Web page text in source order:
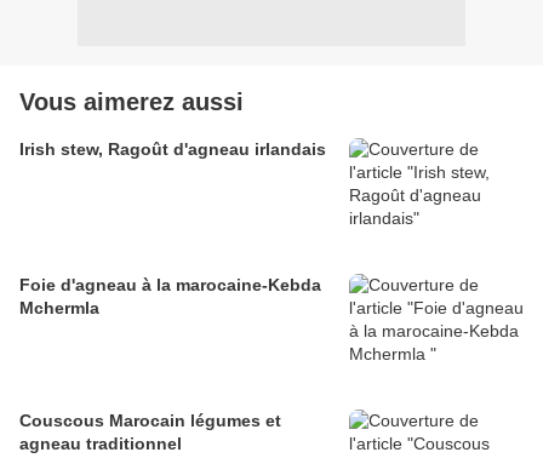
Vous aimerez aussi
Irish stew, Ragoût d'agneau irlandais
Foie d'agneau à la marocaine-Kebda
Mchermla
Couscous Marocain légumes et
agneau traditionnel